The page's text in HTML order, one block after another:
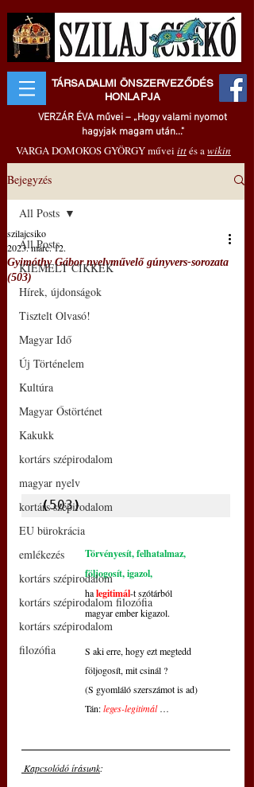
TÁRSADALMI ÖNSZERVEZŐDÉS
HONLAPJA
VERZÁR ÉVA művei – „Hogy valami nyomot
hagyjak magam után..."
VARGA DOMOKOS GYÖRGY művei ittés awikin
Bejegyzés
All Posts
KIEMELT CIKKEK
Hírek, újdonságok
Tisztelt Olvasó!
Magyar Idő
Új Történelem
Kultúra
Magyar Őstörténet
Kakukk
kortárs szépirodalom
magyar nyelv
kortárs szépirodalom
EU bürokrácia
emlékezés
kortárs szépirodalom
kortárs szépirodalom filozófia
kortárs szépirodalom
filozófia
All Posts
Gyimóthy Gábor nyelvművelő gúnyvers-sorozata
(503)
szilajcsiko
2023. márc. 12.
(503)
Törvényesít, felhatalmaz,
följogosít, igazol,
halegitimál-t szótárból
magyar ember kigazol.
S aki erre, hogy ezt megtedd
följogosít, mit csinál ?
(S gyomláló szerszámot is ad)
Tán: leges-legitimál …
Kapcsolódó írásunk: